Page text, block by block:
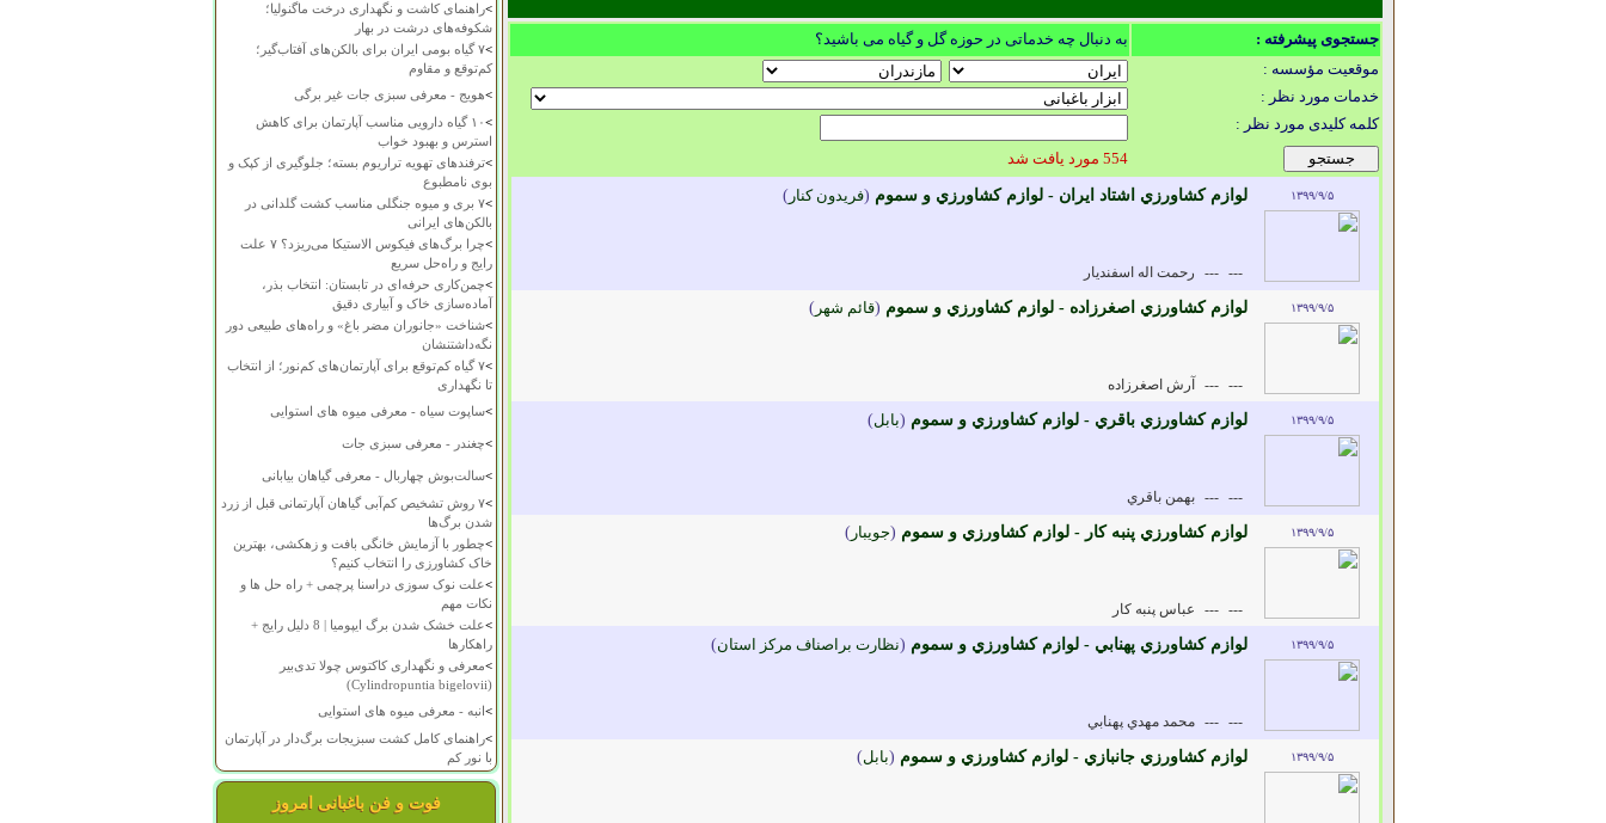
>راهنمای کاشت و نگهداری درخت ماگنولیا؛
شکوفه‌های درشت در بهار
>
۷ گیاه بومی ایران برای بالکن‌های آفتاب‌گیر؛
کم‌توقع و مقاوم
>هویج - معرفی سبزی جات غیر برگی
>
۱۰ گیاه دارویی مناسب آپارتمان برای کاهش
استرس و بهبود خواب
>ترفندهای تهویه تراریوم بسته؛ جلوگیری از کپک و
بوی نامطبوع
>
۷ بری و میوه جنگلی مناسب کشت گلدانی در
بالکن‌های ایرانی
>
چرا برگ‌های فیکوس الاستیکا می‌ریزد؟ ۷ علت
رایج و راه‌حل سریع
>چمن‌کاری حرفه‌ای در تابستان: انتخاب بذر،
آماده‌سازی خاک و آبیاری دقیق
>شناخت «جانوران مضر باغ» و راه‌های طبیعی دور
نگه‌داشتنشان
>
۷ گیاه کم‌توقع برای آپارتمان‌های کم‌نور؛ از انتخاب
تا نگهداری
>ساپوت سیاه - معرفی میوه های استوایی
>چغندر - معرفی سبزی جات
>سالت‌بوش چهاربال - معرفی گیاهان بیابانی
>
۷ روش تشخیص کم‌آبی گیاهان آپارتمانی قبل از زرد
شدن برگ‌ها
>چطور با آزمایش خانگی بافت و زهکشی، بهترین
خاک کشاورزی را انتخاب کنیم؟
>علت نوک سوزی دراسنا پرچمی + راه حل ها و
نکات مهم
>
علت خشک شدن برگ ایپومیا | 8 دلیل رایج +
راهکارها
>معرفی و نگهداری کاکتوس چولا تدی‌بیر
(Cylindropuntia bigelovii)
>انبه - معرفی میوه های استوایی
>راهنمای کامل کشت سبزیجات برگ‌دار در آپارتمان
با نور کم
فوت و فن باغبانی امروز
جستجوی پیشرفته :
به دنبال چه خدماتی در حوزه گل و گیاه می باشید؟
موقعیت مؤسسه :
خدمات مورد نظر :
کلمه کلیدی مورد نظر :
554 مورد یافت شد
۱۳۹۹/۹/۵ لوازم کشاورزي اشتاد ايران - لوازم کشاورزي و سموم (فريدون کنار )
---
--- رحمت اله اسفنديار
۱۳۹۹/۹/۵ لوازم کشاورزي اصغرزاده - لوازم کشاورزي و سموم (قائم شهر )
---
--- آرش اصغرزاده
۱۳۹۹/۹/۵ لوازم کشاورزي باقري - لوازم کشاورزي و سموم (بابل)
---
--- بهمن باقري
۱۳۹۹/۹/۵ لوازم کشاورزي پنبه کار - لوازم کشاورزي و سموم (جويبار )
---
--- عباس پنبه کار
۱۳۹۹/۹/۵ لوازم کشاورزي پهنابي - لوازم کشاورزي و سموم (نظارت براصناف مرکز استان)
---
--- محمد مهدي پهنابي
۱۳۹۹/۹/۵ لوازم کشاورزي جانبازي - لوازم کشاورزي و سموم (بابل)